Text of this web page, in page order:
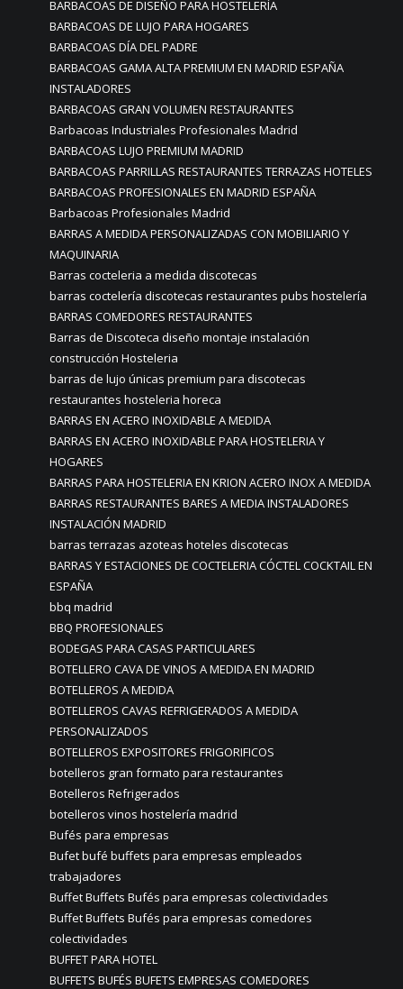
BARBACOAS DE DISEÑO PARA HOSTELERÍA
BARBACOAS DE LUJO PARA HOGARES
BARBACOAS DÍA DEL PADRE
BARBACOAS GAMA ALTA PREMIUM EN MADRID ESPAÑA
INSTALADORES
BARBACOAS GRAN VOLUMEN RESTAURANTES
Barbacoas Industriales Profesionales Madrid
BARBACOAS LUJO PREMIUM MADRID
BARBACOAS PARRILLAS RESTAURANTES TERRAZAS HOTELES
BARBACOAS PROFESIONALES EN MADRID ESPAÑA
Barbacoas Profesionales Madrid
BARRAS A MEDIDA PERSONALIZADAS CON MOBILIARIO Y
MAQUINARIA
Barras cocteleria a medida discotecas
barras coctelería discotecas restaurantes pubs hostelería
BARRAS COMEDORES RESTAURANTES
Barras de Discoteca diseño montaje instalación
construcción Hosteleria
barras de lujo únicas premium para discotecas
restaurantes hosteleria horeca
BARRAS EN ACERO INOXIDABLE A MEDIDA
BARRAS EN ACERO INOXIDABLE PARA HOSTELERIA Y
HOGARES
BARRAS PARA HOSTELERIA EN KRION ACERO INOX A MEDIDA
BARRAS RESTAURANTES BARES A MEDIA INSTALADORES
INSTALACIÓN MADRID
barras terrazas azoteas hoteles discotecas
BARRAS Y ESTACIONES DE COCTELERIA CÓCTEL COCKTAIL EN
ESPAÑA
bbq madrid
BBQ PROFESIONALES
BODEGAS PARA CASAS PARTICULARES
BOTELLERO CAVA DE VINOS A MEDIDA EN MADRID
BOTELLEROS A MEDIDA
BOTELLEROS CAVAS REFRIGERADOS A MEDIDA
PERSONALIZADOS
BOTELLEROS EXPOSITORES FRIGORIFICOS
botelleros gran formato para restaurantes
Botelleros Refrigerados
botelleros vinos hostelería madrid
Bufés para empresas
Bufet bufé buffets para empresas empleados
trabajadores
Buffet Buffets Bufés para empresas colectividades
Buffet Buffets Bufés para empresas comedores
colectividades
BUFFET PARA HOTEL
BUFFETS BUFÉS BUFETS EMPRESAS COMEDORES